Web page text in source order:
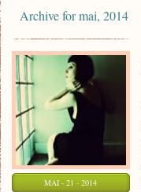
Archive for mai, 2014
MAI - 21 - 2014